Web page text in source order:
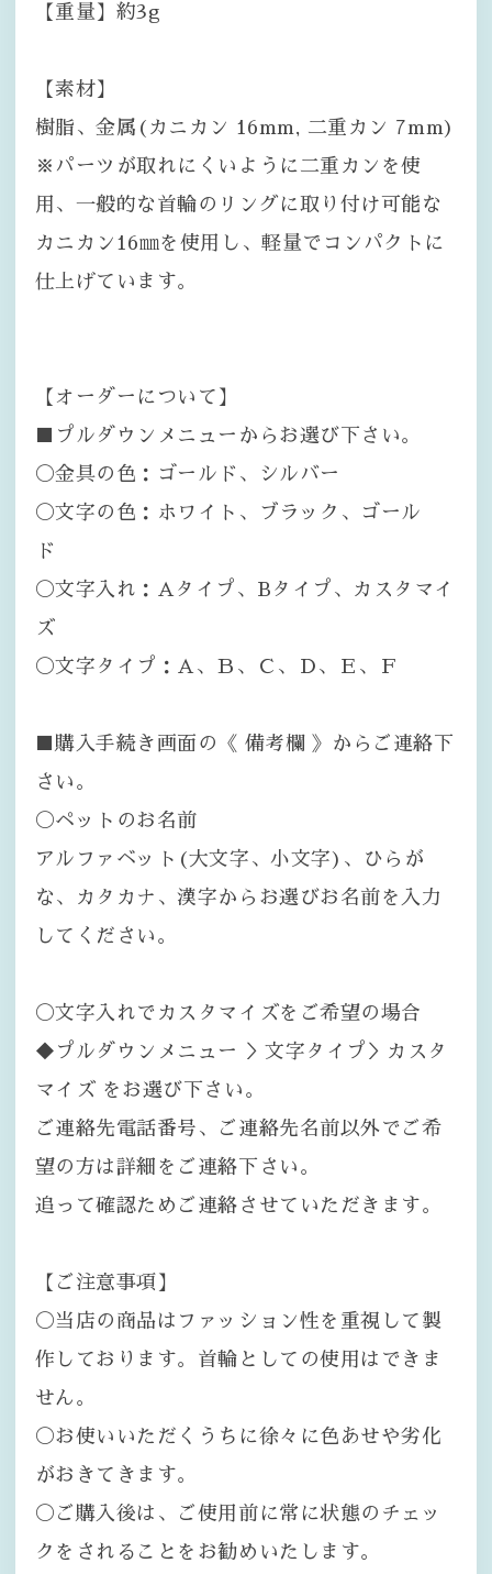
【重量】約3g
【素材】
樹脂、金属(カニカン 16mm, 二重カン 7mm)
※パーツが取れにくいように二重カンを使
用、一般的な首輪のリングに取り付け可能な
カニカン16㎜を使用し、軽量でコンパクトに
仕上げています。
【オーダーについて】
■プルダウンメニューからお選び下さい。
〇金具の色：ゴールド、シルバー
〇文字の色：ホワイト、ブラック、ゴール
ド
〇文字入れ：Aタイプ、Bタイプ、カスタマイ
ズ
〇文字タイプ：A、Ｂ、Ｃ、Ｄ、Ｅ、Ｆ
■購入手続き画面の《 備考欄 》からご連絡下
さい。
〇ペットのお名前
アルファベット(大文字、小文字)、ひらが
な、カタカナ、漢字からお選びお名前を入力
してください。
〇文字入れでカスタマイズをご希望の場合
◆プルダウンメニュー ＞文字タイプ＞カスタ
マイズ をお選び下さい。
ご連絡先電話番号、ご連絡先名前以外でご希
望の方は詳細をご連絡下さい。
追って確認ためご連絡させていただきます。
【ご注意事項】
〇当店の商品はファッション性を重視して製
作しております。首輪としての使用はできま
せん。
〇お使いいただくうちに徐々に色あせや劣化
がおきてきます。
〇ご購入後は、ご使用前に常に状態のチェッ
クをされることをお勧めいたします。